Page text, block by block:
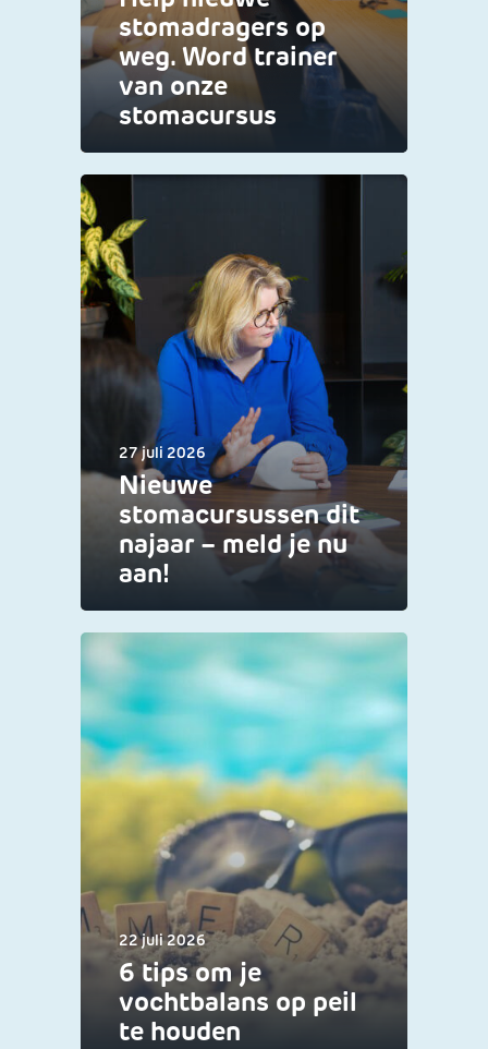
stomadragers op
weg. Word trainer
van onze
stomacursus
27 juli 2026
Nieuwe
stomacursussen dit
najaar – meld je nu
aan!
22 juli 2026
6 tips om je
vochtbalans op peil
te houden